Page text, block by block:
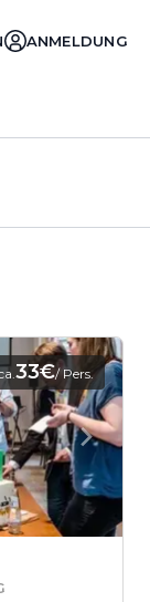
ANMELDUNG
33€/ Pers.